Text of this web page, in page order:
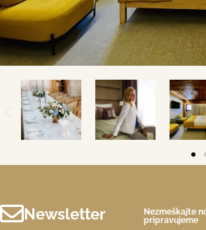
Newsletter
Nezmeškajte
pripravujeme